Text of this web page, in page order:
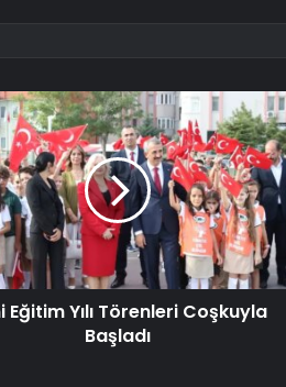
Eğitim Yılı Törenleri Coşkuyla
Başladı